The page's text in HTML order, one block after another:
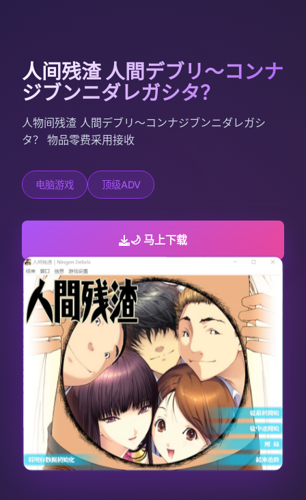
人间残渣 人間デブリ～コンナ
ジブンニダレガシタ？
人物间残渣 人間デブリ～コンナジブンニダレガシ
タ？ 物品零费采用接收
电脑游戏 顶级ADV
🌙 马上下载